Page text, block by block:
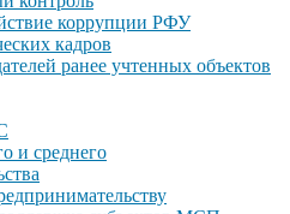
коррупции РФУ
кадров
ранее учтенных объектов
и среднего